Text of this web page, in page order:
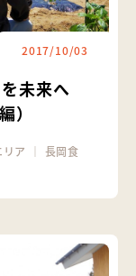
2017/10/03
未来へ
）
ア ｜ 長岡食